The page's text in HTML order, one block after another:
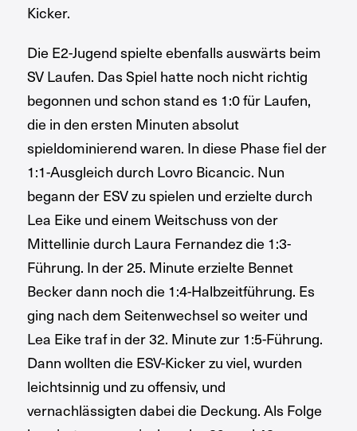
Kicker.
Die E2-Jugend spielte ebenfalls auswärts beim
SV Laufen. Das Spiel hatte noch nicht richtig
begonnen und schon stand es 1:0 für Laufen,
die in den ersten Minuten absolut
spieldominierend waren. In diese Phase fiel der
1:1-Ausgleich durch Lovro Bicancic. Nun
begann der ESV zu spielen und erzielte durch
Lea Eike und einem Weitschuss von der
Mittellinie durch Laura Fernandez die 1:3-
Führung. In der 25. Minute erzielte Bennet
Becker dann noch die 1:4-Halbzeitführung. Es
ging nach dem Seitenwechsel so weiter und
Lea Eike traf in der 32. Minute zur 1:5-Führung.
Dann wollten die ESV-Kicker zu viel, wurden
leichtsinnig und zu offensiv, und
vernachlässigten dabei die Deckung. Als Folge